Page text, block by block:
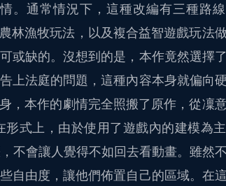
。通常情況下，這種改編有三種路線
林漁牧玩法，以及複合益智遊戲玩法
或缺的。沒想到的是，本作竟然選擇
上法庭的問題，這種內容本身就偏向
，本作的劇情完全照搬了原作，從凜
式上，由於使用了遊戲內的建模為
不會讓人覺得不如回去看動畫。雖然
自由度，讓他們佈置自己的區域。在